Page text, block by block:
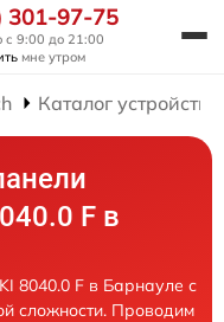
301-97-75
с 9:00 до 21:00
мне утром
Каталог устройств
F в
8040.0 F в Барнауле с
сложности. Проводим